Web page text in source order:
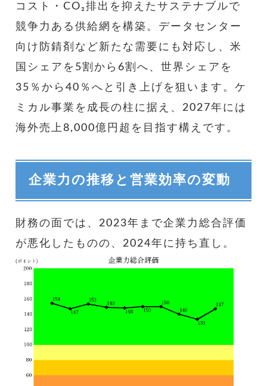
コスト・CO₂排出を抑えたサステナブルで
競争力ある供給網を構築。データセンター
向け防錆剤など新たな需要にも対応し、米
国シェアを5割から6割へ、世界シェアを
35％から40％へと引き上げを狙います。ケ
ミカル事業を成長の柱に据え、2027年には
海外売上8,000億円超を目指す構えです。
企業力の推移と営業効率の変動
財務の面では、2023年まで企業力総合評価
が悪化したものの、2024年に持ち直し。